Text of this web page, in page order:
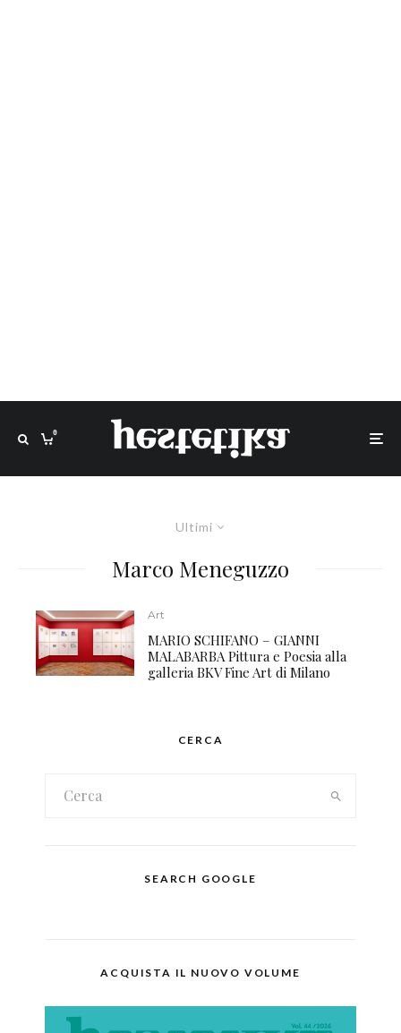
0
Ultimi
Marco Meneguzzo
Art
MARIO SCHIFANO – GIANNI
MALABARBA Pittura e Poesia alla
galleria BKV Fine Art di Milano
CERCA
SEARCH GOOGLE
ACQUISTA IL NUOVO VOLUME